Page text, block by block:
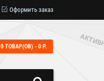
Оформить заказ
0 ТОВАР(ОВ) - 0 Р.